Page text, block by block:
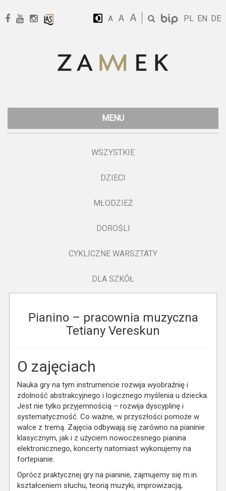
A A A PL EN DE
MENU
WSZYSTKIE
DZIECI
MŁODZIEŻ
DOROŚLI
CYKLICZNE WARSZTATY
DLA SZKÓŁ
Pianino – pracownia muzyczna
Tetiany Vereskun
O zajęciach
Nauka gry na tym instrumencie rozwija wyobraźnię i
zdolność abstrakcyjnego i logicznego myślenia u dziecka.
Jest nie tylko przyjemnością – rozwija dyscyplinę i
systematyczność. Co ważne, w przyszłości pomoże w
walce z tremą. Zajęcia odbywają się zarówno na pianinie
klasycznym, jak i z użyciem nowoczesnego pianina
elektronicznego, koncerty natomiast wykonujemy na
fortepianie.
Oprócz praktycznej gry na pianinie, zajmujemy się m.in.
kształceniem słuchu, teorią muzyki, improwizacją,